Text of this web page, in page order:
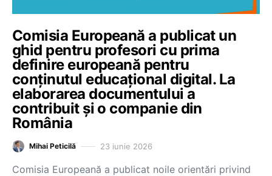
Comisia Europeană a publicat un
ghid pentru profesori cu prima
definire europeană pentru
conținutul educațional digital. La
elaborarea documentului a
contribuit și o companie din
România
Mihai Peticilă 23 iunie 2026
Comisia Europeană a publicat noile orientări privind